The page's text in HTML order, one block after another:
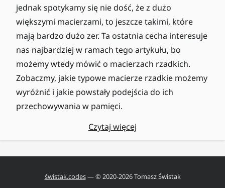
jednak spotykamy się nie dość, że z dużo
większymi macierzami, to jeszcze takimi, które
mają bardzo dużo zer. Ta ostatnia cecha interesuje
nas najbardziej w ramach tego artykułu, bo
możemy wtedy mówić o macierzach rzadkich.
Zobaczmy, jakie typowe macierze rzadkie możemy
wyróżnić i jakie powstały podejścia do ich
przechowywania w pamięci.
Czytaj więcej
świstak.codes— © 2020-2026Tomasz Świstak